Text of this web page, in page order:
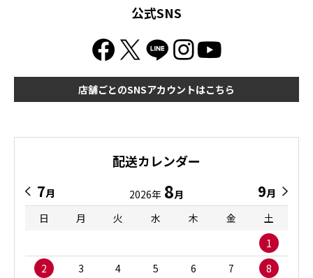
公式SNS
店舗ごとのSNSアカウントはこちら
配送カレンダー
7月 2026年 8月 9月
日
月 火 水 木 金
土
1
2
3 4 5 6 7 8